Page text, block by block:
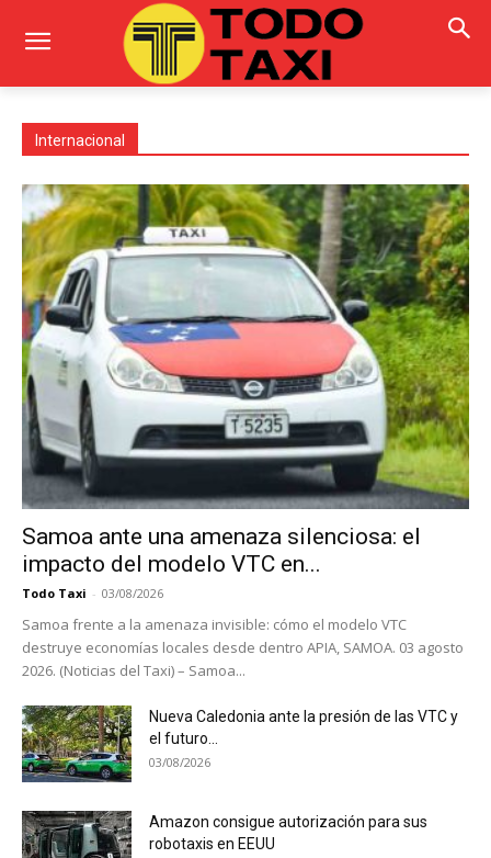
Internacional
Samoa ante una amenaza silenciosa: el
impacto del modelo VTC en...
Todo Taxi - 03/08/2026
Samoa frente a la amenaza invisible: cómo el modelo VTC
destruye economías locales desde dentro APIA, SAMOA. 03 agosto
2026. (Noticias del Taxi) – Samoa...
Nueva Caledonia ante la presión de las VTC y
el futuro...
03/08/2026
Amazon consigue autorización para sus
robotaxis en EEUU